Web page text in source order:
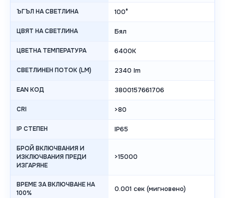
ЪГЪЛ НА СВЕТЛИНА 100°
ЦВЯТ НА СВЕТЛИНА Бял
ЦВЕТНА ТЕМПЕРАТУРА 6400K
СВЕТЛИНЕН ПОТОК (LM) 2340 lm
EAN КОД 3800157661706
CRI >80
IP СТЕПЕН IP65
БРОЙ ВКЛЮЧВАНИЯ И
ИЗКЛЮЧВАНИЯ ПРЕДИ
ИЗГАРЯНЕ
>15000
ВРЕМЕ ЗА ВКЛЮЧВАНЕ НА
100%
0.001 сек (мигновено)